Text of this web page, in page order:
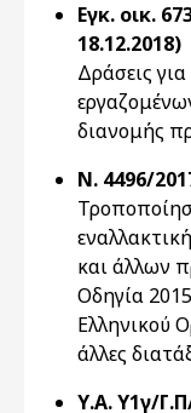
Εγκ. οικ.
18.12.2018)
Δράσεις
διανομής
Ν. 4496/
και άλλων
Οδηγία
Ελληνικού
άλλες
Υ.Α. Υ1γ/